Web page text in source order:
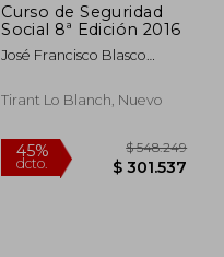
45%
Curso de Seguridad
Social 8ª Edición 2016
José Francisco Blasco
Tirant Lo Blanch, Nuevo